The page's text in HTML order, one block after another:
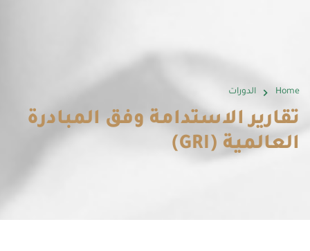
Home الدورات
تقارير الاستدامة وفق المبادرة
العالمية (GRI)